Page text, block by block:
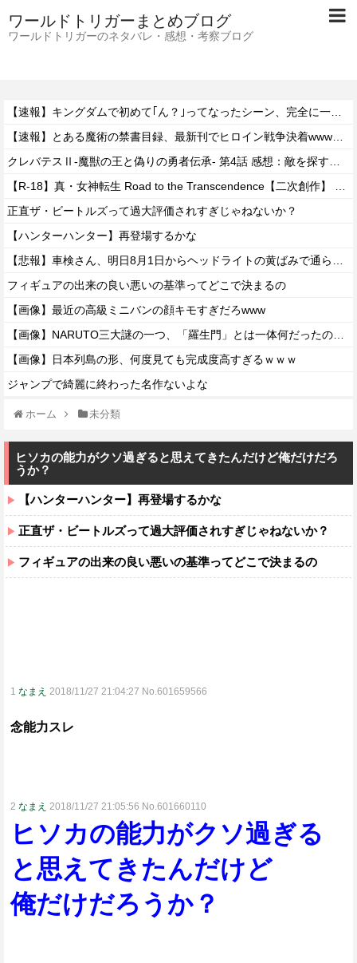
ワールドトリガーまとめブログ
ワールドトリガーのネタバレ・感想・考察ブログ
正直ザ・ビートルズって過大評価されすぎじゃねないか？
【ハンターハンター】再登場するかな
フィギュアの出来の良い悪いの基準ってどこで決まるの
【画像】最近の高級ミニバンの顔キモすぎだろwww
【画像】日本列島の形、何度見ても完成度高すぎるｗｗｗ
ジャンプで綺麗に終わった名作ないよな
ホーム 未分類
ヒソカの能力がクソ過ぎると思えてきたんだけど俺だけだろ
うか？
【ハンターハンター】再登場するかな
正直ザ・ビートルズって過大評価されすぎじゃねないか？
フィギュアの出来の良い悪いの基準ってどこで決まるの
1 なまえ 2018/11/27 21:04:27 No.601659566
念能力スレ
2 なまえ 2018/11/27 21:05:56 No.601660110
ヒソカの能力がクソ過ぎる
と思えてきたんだけど
俺だけだろうか？